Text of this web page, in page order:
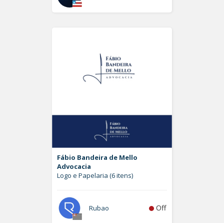
Fábio Bandeira de Mello
Advocacia
Logo e Papelaria (6 itens)
Rubao Off